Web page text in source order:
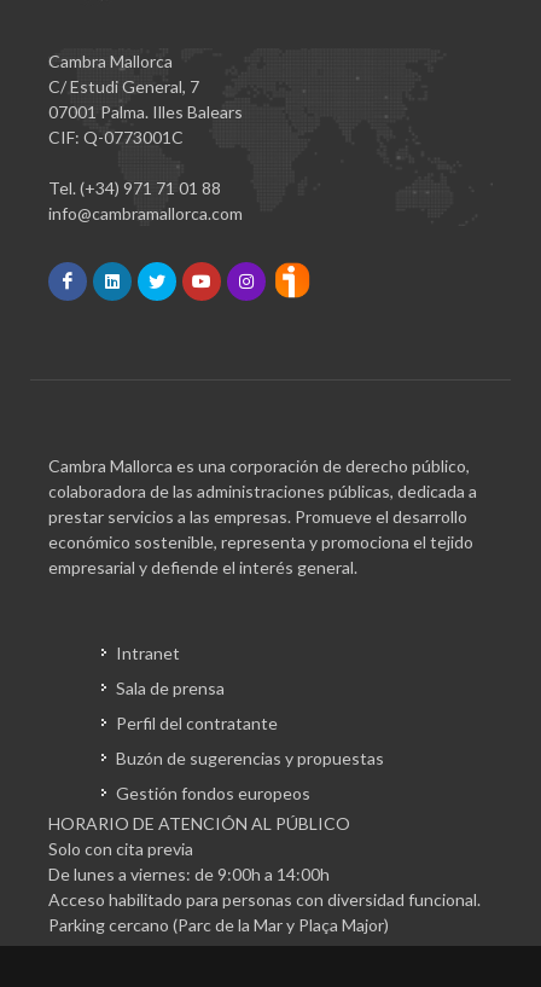
Cambra Mallorca
C/ Estudi General, 7
07001 Palma. Illes Balears
CIF: Q-0773001C
Tel. (+34) 971 71 01 88
info@cambramallorca.com
Cambra Mallorca es una corporación de derecho público,
colaboradora de las administraciones públicas, dedicada a
prestar servicios a las empresas. Promueve el desarrollo
económico sostenible, representa y promociona el tejido
empresarial y defiende el interés general.
Intranet
Sala de prensa
Perfil del contratante
Buzón de sugerencias y propuestas
Gestión fondos europeos
HORARIO DE ATENCIÓN AL PÚBLICO
Solo con cita previa
De lunes a viernes: de 9:00h a 14:00h
Acceso habilitado para personas con diversidad funcional.
Parking cercano (Parc de la Mar y Plaça Major)